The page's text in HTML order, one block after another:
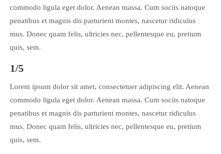
commodo ligula eget dolor. Aenean massa. Cum sociis natoque
penatibus et magnis dis parturient montes, nascetur ridiculus
mus. Donec quam felis, ultricies nec, pellentesque eu, pretium
quis, sem.
1/5
Lorem ipsum dolor sit amet, consectetuer adipiscing elit. Aenean
commodo ligula eget dolor. Aenean massa. Cum sociis natoque
penatibus et magnis dis parturient montes, nascetur ridiculus
mus. Donec quam felis, ultricies nec, pellentesque eu, pretium
quis, sem.